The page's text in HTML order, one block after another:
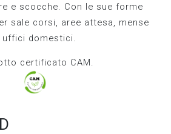
e scocche. Con le sue forme
sale corsi, aree attesa, mense
uffici domestici.
certificato CAM.